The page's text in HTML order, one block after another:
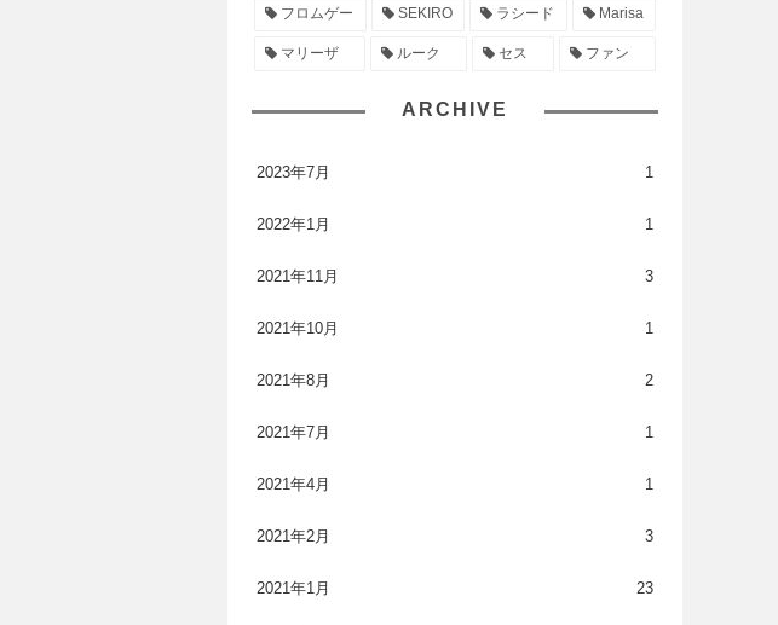
フロムゲー SEKIRO ラシード Marisa
マリーザ ルーク セス ファン
ARCHIVE
2023年7月 1
2022年1月 1
2021年11月 3
2021年10月 1
2021年8月 2
2021年7月 1
2021年4月 1
2021年2月 3
2021年1月 23